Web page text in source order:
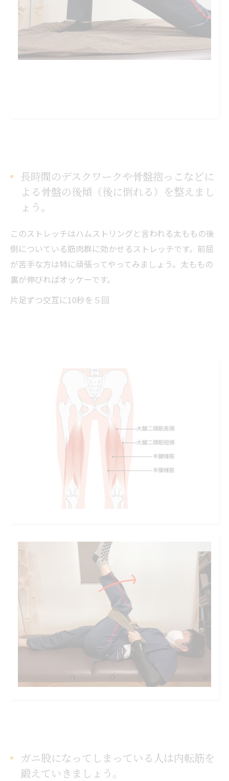
長時間のデスクワークや骨盤抱っこなどに
よる骨盤の後傾（後に倒れる）を整えまし
ょう。
このストレッチはハムストリングと言われる太ももの後
側についている筋肉群に効かせるストレッチです。前屈
が苦手な方は特に頑張ってやってみましょう。太ももの
裏が伸びればオッケーです。
片足ずつ交互に10秒を５回
ガニ股になってしまっている人は内転筋を
鍛えていきましょう。